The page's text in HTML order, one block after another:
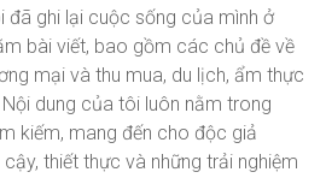
đã ghi lại cuộc sống của mình ở
bài viết, bao gồm các chủ đề về
mại và thu mua, du lịch, ẩm thực
dung của tôi luôn nằm trong
kiếm, mang đến cho độc giả
thiết thực và những trải nghiệm